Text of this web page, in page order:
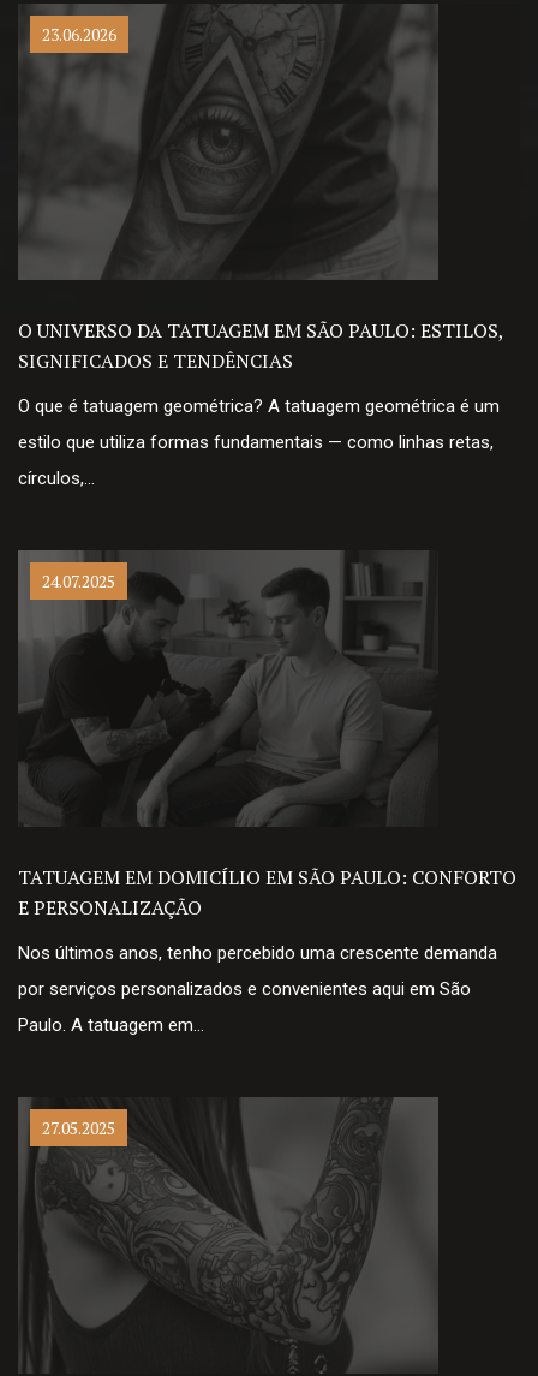
23.06.2026
O UNIVERSO DA TATUAGEM EM SÃO PAULO: ESTILOS,
SIGNIFICADOS E TENDÊNCIAS
O que é tatuagem geométrica? A tatuagem geométrica é um
estilo que utiliza formas fundamentais — como linhas retas,
círculos,…
24.07.2025
TATUAGEM EM DOMICÍLIO EM SÃO PAULO: CONFORTO
E PERSONALIZAÇÃO
Nos últimos anos, tenho percebido uma crescente demanda
por serviços personalizados e convenientes aqui em São
Paulo. A tatuagem em…
27.05.2025